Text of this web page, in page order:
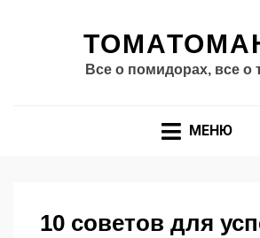
Все о помидорах, все о
МЕНЮ
10 советов для